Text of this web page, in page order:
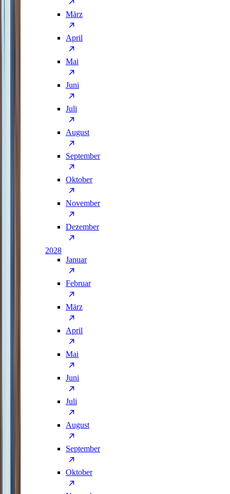
März
April
Mai
Juni
Juli
August
September
Oktober
November
Dezember
2028
Januar
Februar
März
April
Mai
Juni
Juli
August
September
Oktober